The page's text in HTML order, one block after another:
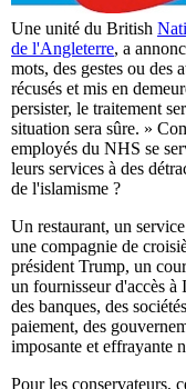
Une unité du British
de l'Angleterre, a
mots, des gestes ou des
récusés et mis en
persister, le traitement
situation sera sûre. »
employés du NHS se
leurs services à des
de l'islamisme ?
Un restaurant, un
une compagnie de
président Trump, un
un fournisseur d'accès à
des banques, des
paiement, des
imposante et effrayante
Pour les conservateurs,